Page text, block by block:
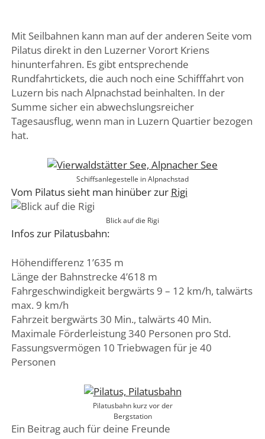
Mit Seilbahnen kann man auf der anderen Seite vom
Pilatus direkt in den Luzerner Vorort Kriens
hinunterfahren. Es gibt entsprechende
Rundfahrtickets, die auch noch eine Schifffahrt von
Luzern bis nach Alpnachstad beinhalten. In der
Summe sicher ein abwechslungsreicher
Tagesausflug, wenn man in Luzern Quartier bezogen
hat.
Schiffsanlegestelle in Alpnachstad
Vom Pilatus sieht man hinüber zur Rigi
Blick auf die Rigi
Infos zur Pilatusbahn:
Höhendifferenz 1’635 m
Länge der Bahnstrecke 4’618 m
Fahrgeschwindigkeit bergwärts 9 – 12 km/h, talwärts
max. 9 km/h
Fahrzeit bergwärts 30 Min., talwärts 40 Min.
Maximale Förderleistung 340 Personen pro Std.
Fassungsvermögen 10 Triebwagen für je 40
Personen
Pilatusbahn kurz vor der
Bergstation
Ein Beitrag auch für deine Freunde